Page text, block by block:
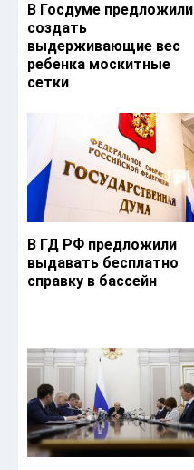
В Госдуме предложили
создать
выдерживающие вес
ребенка москитные
сетки
В ГД РФ предложили
выдавать бесплатно
справку в бассейн